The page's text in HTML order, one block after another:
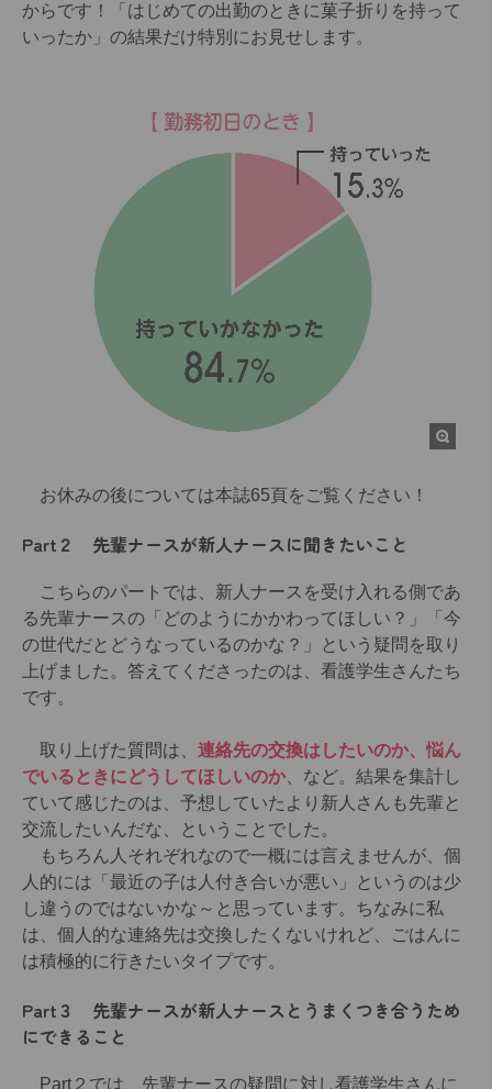
からです！「はじめての出勤のときに菓子折りを持って
いったか」の結果だけ特別にお見せします。
お休みの後については本誌65頁をご覧ください！
Part２ 先輩ナースが新人ナースに聞きたいこと
こちらのパートでは、新人ナースを受け入れる側であ
る先輩ナースの「どのようにかかわってほしい？」「今
の世代だとどうなっているのかな？」という疑問を取り
上げました。答えてくださったのは、看護学生さんたち
です。
取り上げた質問は、 連絡先の交換はしたいのか、悩ん
でいるときにどうしてほしいのか 、など。結果を集計し
ていて感じたのは、予想していたより新人さんも先輩と
交流したいんだな、ということでした。
もちろん人それぞれなので一概には言えませんが、個
人的には「最近の子は人付き合いが悪い」というのは少
し違うのではないかな～と思っています。ちなみに私
は、個人的な連絡先は交換したくないけれど、ごはんに
は積極的に行きたいタイプです。
Part３ 先輩ナースが新人ナースとうまくつき合うため
にできること
Part２では、先輩ナースの疑問に対し看護学生さんに